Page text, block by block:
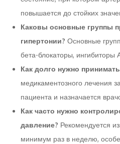
повышается до стойких
Каковы основные группы
гипертонии? Основные
бета-блокаторы, ингибиторы
Как долго нужно
медикаментозного лечения
пациента и назначается
Как часто нужно
давление? Рекомендуется
минимум раз в неделю,